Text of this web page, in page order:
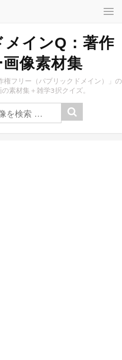
インQ：著作
像素材集
権フリー（パブリックドメイン）」の
素材集＋雑学3択クイズ。